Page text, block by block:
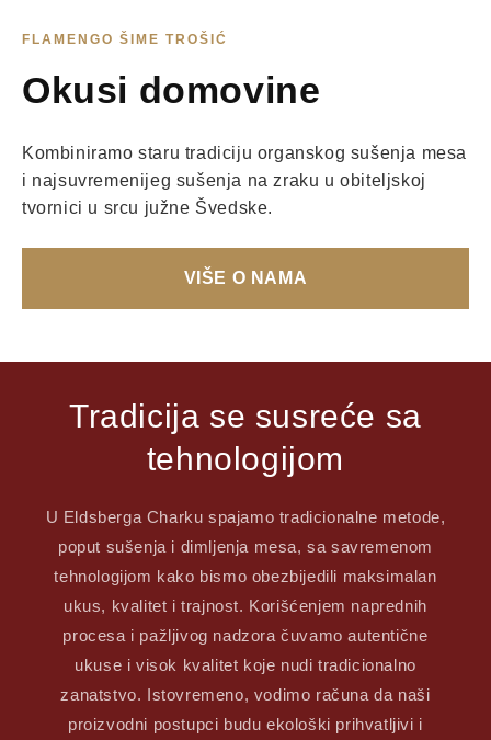
FLAMENGO ŠIME TROŠIĆ
Okusi domovine
Kombiniramo staru tradiciju organskog sušenja mesa
i najsuvremenijeg sušenja na zraku u obiteljskoj
tvornici u srcu južne Švedske.
VIŠE O NAMA
Tradicija se susreće sa
tehnologijom
U Eldsberga Charku spajamo tradicionalne metode,
poput sušenja i dimljenja mesa, sa savremenom
tehnologijom kako bismo obezbijedili maksimalan
ukus, kvalitet i trajnost. Korišćenjem naprednih
procesa i pažljivog nadzora čuvamo autentične
ukuse i visok kvalitet koje nudi tradicionalno
zanatstvo. Istovremeno, vodimo računa da naši
proizvodni postupci budu ekološki prihvatljivi i